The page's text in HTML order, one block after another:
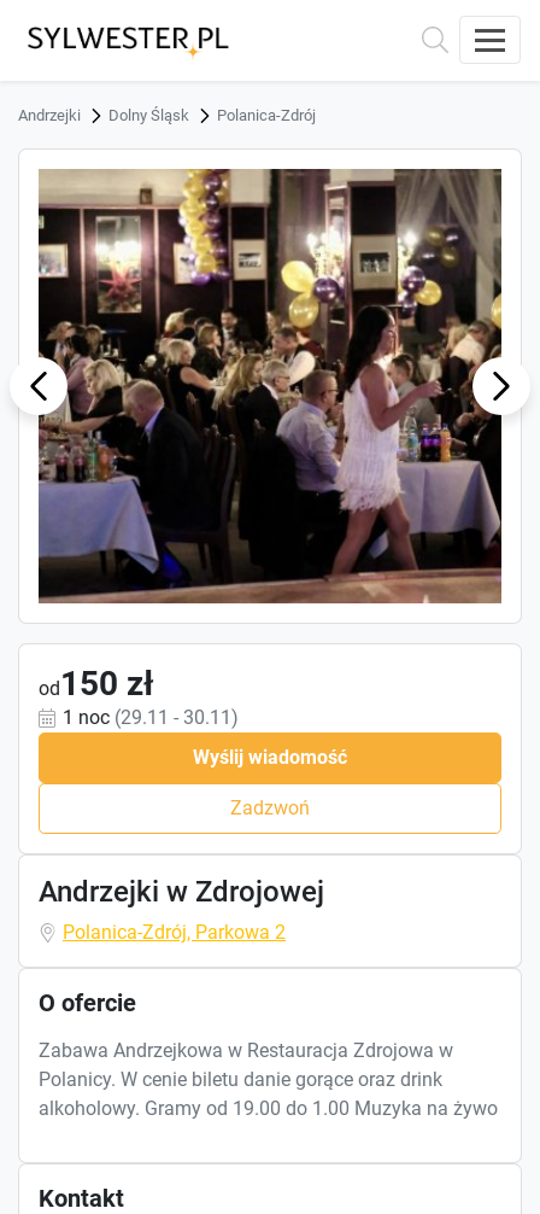
Andrzejki Dolny Śląsk Polanica-Zdrój
Previ
ous
Next
od150 zł
1 noc (29.11 - 30.11)
Wyślij wiadomość
Zadzwoń
Andrzejki w Zdrojowej
Polanica-Zdrój, Parkowa 2
O ofercie
Zabawa Andrzejkowa w Restauracja Zdrojowa w
Polanicy. W cenie biletu danie gorące oraz drink
alkoholowy. Gramy od 19.00 do 1.00 Muzyka na żywo
Kontakt